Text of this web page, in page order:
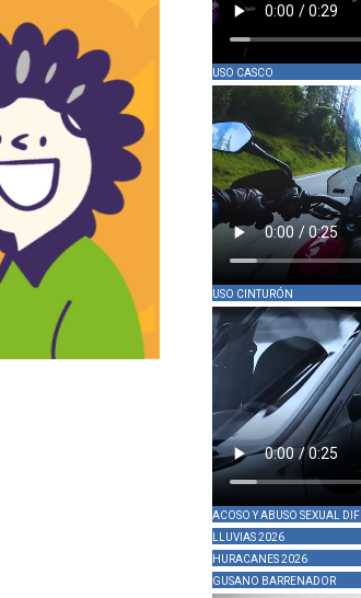
USO CASCO
USO CINTURÓN
ACOSO Y ABUSO SEXUAL DIF
LLUVIAS 2026
HURACANES 2026
GUSANO BARRENADOR